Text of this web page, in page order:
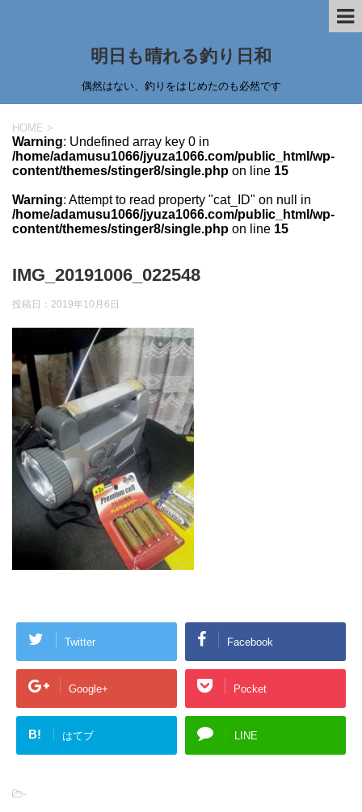
明日も晴れる釣り日和
偶然はない、釣りをはじめたのも必然です
HOME >
Warning: Undefined array key 0 in
/home/adamusu1066/jyuza1066.com/public_html/wp-
content/themes/stinger8/single.php on line 15
Warning: Attempt to read property "cat_ID" on null in
/home/adamusu1066/jyuza1066.com/public_html/wp-
content/themes/stinger8/single.php on line 15
IMG_20191006_022548
投稿日： 2019年10月6日
Twitter Facebook
Google+ Pocket
B! はてブ LINE
-